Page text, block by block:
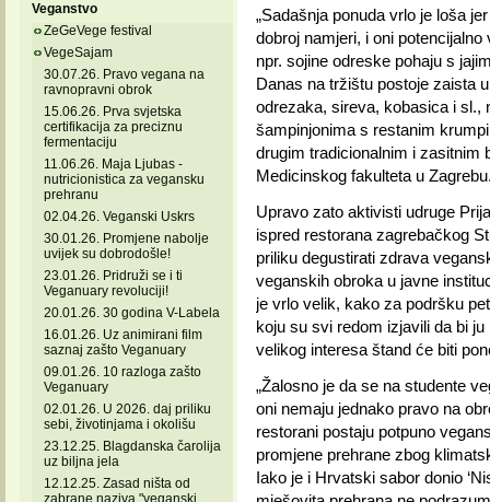
Veganstvo
ZeGeVege festival
VegeSajam
30.07.26. Pravo vegana na
ravnopravni obrok
15.06.26. Prva svjetska
certifikacija za preciznu
fermentaciju
11.06.26. Maja Ljubas -
nutricionistica za vegansku
prehranu
02.04.26. Veganski Uskrs
30.01.26. Promjene nabolje
uvijek su dobrodošle!
23.01.26. Pridruži se i ti
Veganuary revoluciji!
20.01.26. 30 godina V-Labela
16.01.26. Uz animirani film
saznaj zašto Veganuary
09.01.26. 10 razloga zašto
Veganuary
02.01.26. U 2026. daj priliku
sebi, životinjama i okolišu
23.12.25. Blagdanska čarolija
uz biljna jela
12.12.25. Zasad ništa od
zabrane naziva "veganski
„Sadašnja ponuda vrlo je loša
dobroj namjeri, i oni
npr. sojine odreske pohaju s
Danas na tržištu postoje zaista
odrezaka, sireva, kobasica i sl.,
šampinjonima s restanim
drugim tradicionalnim i zasitnim
Medicinskog fakulteta u
Upravo zato aktivisti udruge
ispred restorana zagrebačkog
priliku degustirati zdrava
veganskih obroka u javne
je vrlo velik, kako za podršku
koju su svi redom izjavili da bi
velikog interesa štand će biti
„Žalosno je da se na studente
oni nemaju jednako pravo na
restorani postaju potpuno
promjene prehrane zbog
Iako je i Hrvatski sabor donio